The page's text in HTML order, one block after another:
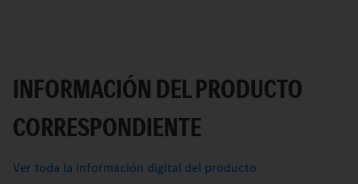
INFORMACIÓN DEL PRODUCTO
CORRESPONDIENTE
Ver toda la información digital del producto